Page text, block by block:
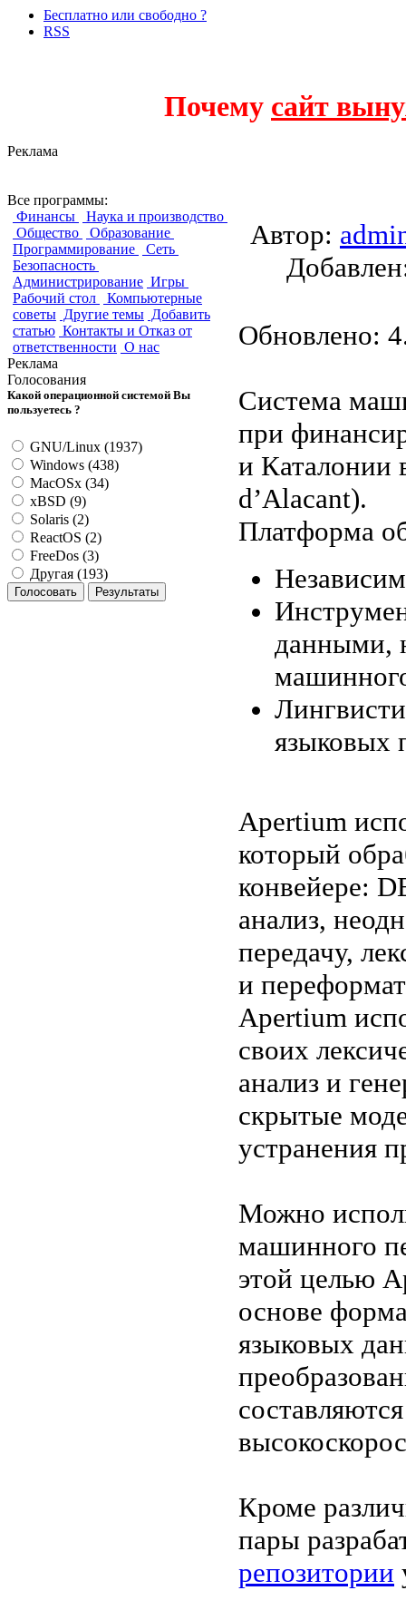
Бесплатно или свободно ?
RSS
Почему сайт
Реклама
Все программы:
Финансы
Наука и производство
Общество
Образование
Программирование
Сеть
Безопасность
Администрирование Игры
Рабочий стол
Компьютерные
советы Другие темы Добавить
статью Контакты и Отказ от
ответственности О нас
Реклама
Голосования
Какой операционной системой Вы
пользуетесь ?
GNU/Linux (1937)
Windows (438)
MacOSx (34)
xBSD (9)
Solaris (2)
ReactOS (2)
FreeDos (3)
Другая (193)
Автор:
Обновлено:
Система
при
и Каталонии
d’Alacant).
Платформа
данными,
языковых
Apertium
который
конвейере:
анализ,
передачу,
и
Apertium
своих
анализ и
скрытые
устранения
Можно
машинного
этой целью
основе
языковых
Кроме
пары
репозитории